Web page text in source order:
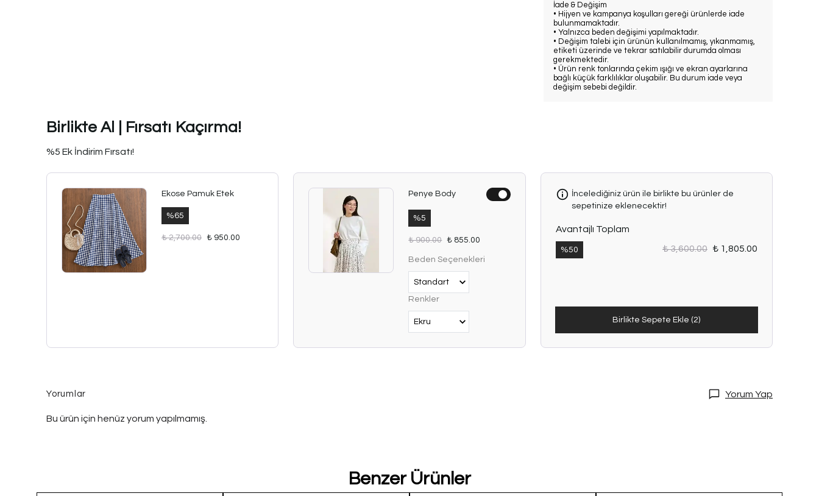
İade & Değişim
• Hijyen ve kampanya koşulları gereği ürünlerde iade
bulunmamaktadır.
• Yalnızca beden değişimi yapılmaktadır.
• Değişim talebi için ürünün kullanılmamış, yıkanmamış,
etiketi üzerinde ve tekrar satılabilir durumda olması
gerekmektedir.
• Ürün renk tonlarında çekim ışığı ve ekran ayarlarına
bağlı küçük farklılıklar oluşabilir. Bu durum iade veya
değişim sebebi değildir.
Birlikte Al | Fırsatı Kaçırma!
%5 Ek İndirim Fırsatı!
Ekose Pamuk Etek
%65
₺ 2,700.00 ₺ 950.00
Penye Body
%5
₺ 900.00 ₺ 855.00
Beden Seçenekleri
Renkler
İncelediğiniz ürün ile birlikte bu ürünler de
sepetinize eklenecektir!
Avantajlı Toplam
%50 ₺ 3,600.00 ₺ 1,805.00
Birlikte Sepete Ekle (2)
Yorumlar Yorum Yap
Bu ürün için henüz yorum yapılmamış.
Benzer Ürünler